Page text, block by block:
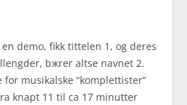
demo, fikk tittelen 1, og deres
bжrer altsе navnet 2.
musikalske “komplettister”
knapt 11 til ca 17 minutter